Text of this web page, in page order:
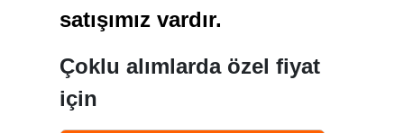
satışımız vardır.
Çoklu alımlarda özel fiyat
için